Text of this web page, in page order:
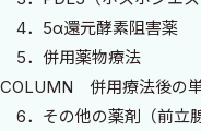
書と自負しております．
本書では日常診療で頻度
路・性器感染症を取り上
器科腫瘍，山本新吾先生
4．5α還元酵素阻害薬
5．併用薬物療法
COLUMN 併用療法後の
6．その他の薬剤（前立